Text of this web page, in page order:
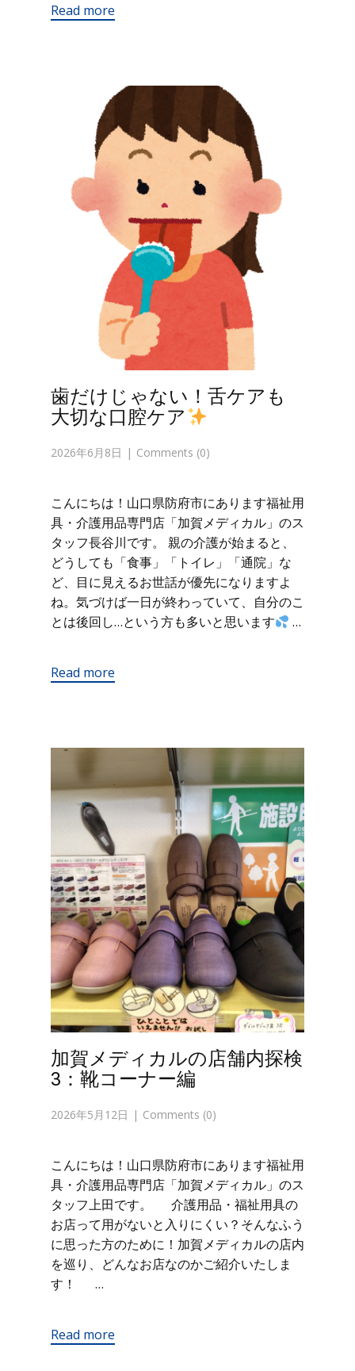
Read more
歯だけじゃない！舌ケアも
大切な口腔ケア
2026年6月8日 Comments (0)
こんにちは！山口県防府市にあります福祉用
具・介護用品専門店「加賀メディカル」のス
タッフ長谷川です。 親の介護が始まると、
どうしても「食事」「トイレ」「通院」な
ど、目に見えるお世話が優先になりますよ
ね。気づけば一日が終わっていて、自分のこ
とは後回し…という方も多いと思います
…
Read more
加賀メディカルの店舗内探検
3：靴コーナー編
2026年5月12日 Comments (0)
こんにちは！山口県防府市にあります福祉用
具・介護用品専門店「加賀メディカル」のス
タッフ上田です。 介護用品・福祉用具の
お店って用がないと入りにくい？そんなふう
に思った方のために！加賀メディカルの店内
を巡り、どんなお店なのかご紹介いたしま
す！ …
Read more